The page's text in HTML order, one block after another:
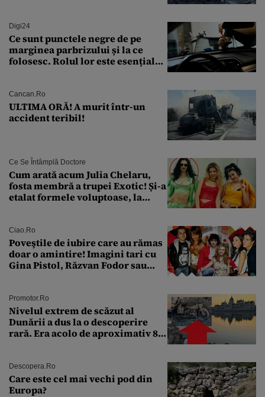
Digi24
Ce sunt punctele negre de pe
marginea parbrizului și la ce
folosesc. Rolul lor este esențial
Cancan.ro
ULTIMA ORĂ! A murit într-un
accident teribil!
Ce Se Întâmplă Doctore
Cum arată acum Julia Chelaru,
fosta membră a trupei Exotic! Și-a
etalat formele voluptoase, la
Ciao.ro
Poveştile de iubire care au rămas
doar o amintire! Imagini tari cu
Gina Pistol, Răzvan Fodor sau
Promotor.ro
Nivelul extrem de scăzut al
Dunării a dus la o descoperire
rară. Era acolo de aproximativ 80
Descopera.ro
Care este cel mai vechi pod din
Europa?